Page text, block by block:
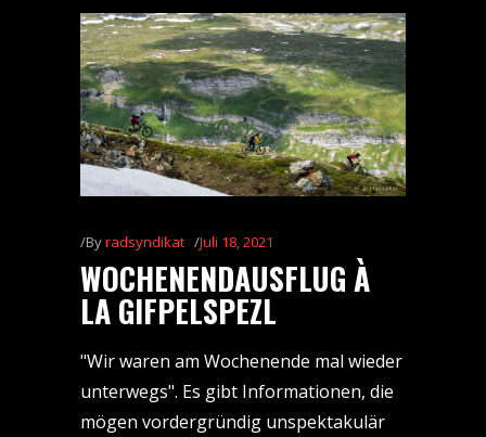
Byradsyndikat Juli 18, 2021
WOCHENENDAUSFLUG À
LA GIFPELSPEZL
"Wir waren am Wochenende mal wieder
unterwegs". Es gibt Informationen, die
mögen vordergründig unspektakulär